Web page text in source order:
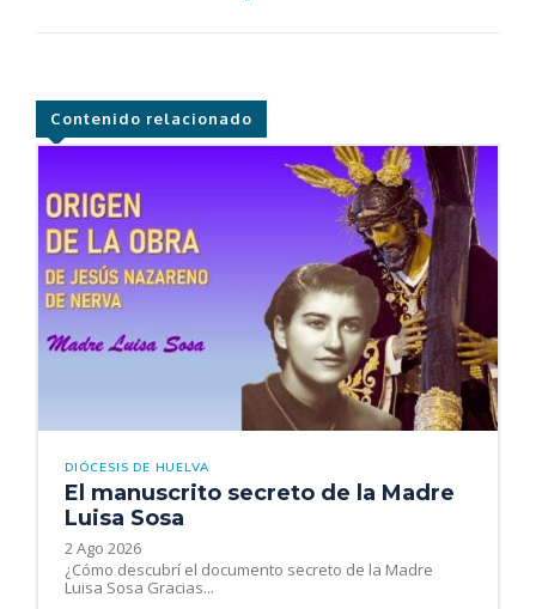
Contenido relacionado
DIÓCESIS DE HUELVA
El manuscrito secreto de la Madre
Luisa Sosa
2 Ago 2026
¿Cómo descubrí el documento secreto de la Madre
Luisa Sosa Gracias...